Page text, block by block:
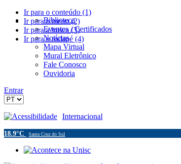
Ir para o conteúdo (1)
Ir para o menu (2)
Ir para a busca (3)
Ir para o rodapé (4)
Biblioteca
Eventos / Certificados
Notícias
Mapa Virtual
Mural Eletrônico
Fale Conosco
Ouvidoria
Entrar
Acessibilidade Internacional
18.9°C Santa Cruz do Sul